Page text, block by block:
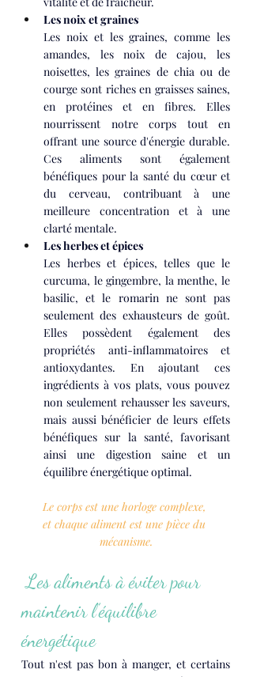
Les noix et graines
Les noix et les graines, comme les
amandes, les noix de cajou, les
noisettes, les graines de chia ou de
courge sont riches en graisses saines,
en protéines et en fibres. Elles
nourrissent notre corps tout en
offrant une source d'énergie durable.
Ces aliments sont également
bénéfiques pour la santé du cœur et
du cerveau, contribuant à une
meilleure concentration et à une
clarté mentale.
Les herbes et épices
Les herbes et épices, telles que le
curcuma, le gingembre, la menthe, le
basilic, et le romarin ne sont pas
seulement des exhausteurs de goût.
Elles possèdent également des
propriétés anti-inflammatoires et
antioxydantes. En ajoutant ces
ingrédients à vos plats, vous pouvez
non seulement rehausser les saveurs,
mais aussi bénéficier de leurs effets
bénéfiques sur la santé, favorisant
ainsi une digestion saine et un
équilibre énergétique optimal.
Le corps est une horloge complexe,
et chaque aliment est une pièce du
mécanisme.
Les aliments à éviter pour
maintenir l’équilibre
énergétique
Tout n'est pas bon à manger, et certains